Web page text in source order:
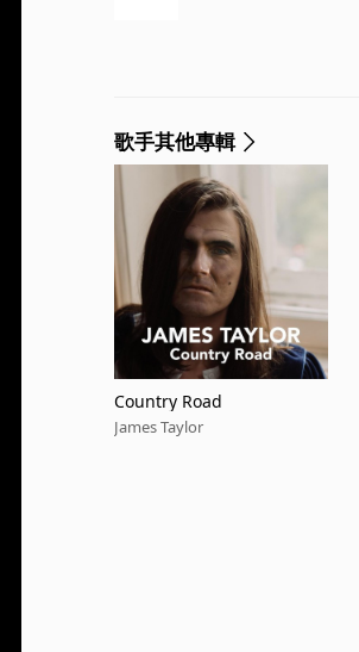
歌手其他專輯
Country Road
James Taylor